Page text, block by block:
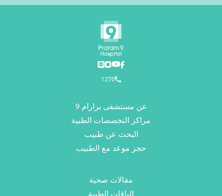
1270
عن مستشفى برارام 9
مراكز التخصصات الطبية
البحث عن طبيب
حجز موعد مع الطبيب
مقالات صحية
الباقات الطبية